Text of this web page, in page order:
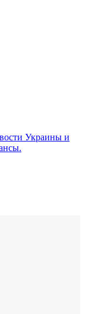
Украины и